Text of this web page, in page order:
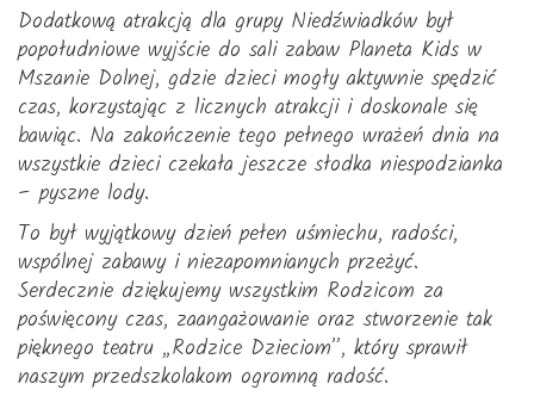
Dodatkową atrakcją dla grupy Niedźwiadków był
popołudniowe wyjście do sali zabaw Planeta Kids w
Mszanie Dolnej, gdzie dzieci mogły aktywnie spędzić
czas, korzystając z licznych atrakcji i doskonale się
bawiąc. Na zakończenie tego pełnego wrażeń dnia na
wszystkie dzieci czekała jeszcze słodka niespodzianka
– pyszne lody.
To był wyjątkowy dzień pełen uśmiechu, radości,
wspólnej zabawy i niezapomnianych przeżyć.
Serdecznie dziękujemy wszystkim Rodzicom za
poświęcony czas, zaangażowanie oraz stworzenie tak
pięknego teatru „Rodzice Dzieciom”, który sprawił
naszym przedszkolakom ogromną radość.